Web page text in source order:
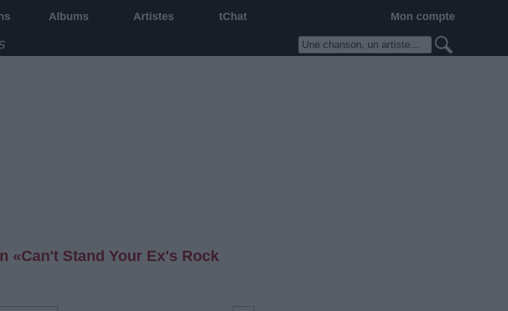
Albums Artistes tChat Mon compte
«Can't Stand Your Ex's Rock